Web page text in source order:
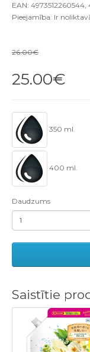
EAN: 4973512260544,
Pieejamība: Ir
26.00€
25.00€
350 ml.
400 ml.
Daudzums
Saistītie